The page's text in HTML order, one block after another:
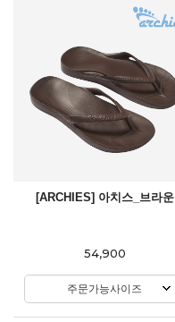
[ARCHIES] 아치스_브라운
54,900
주문가능사이즈